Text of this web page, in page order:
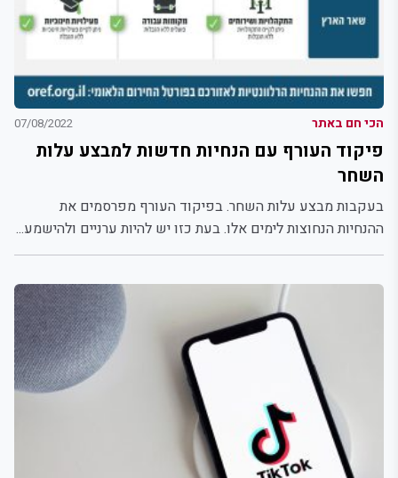
הכי חם באתר 07/08/2022
פיקוד העורף עם הנחיות חדשות למבצע עלות
השחר
בעקבות מבצע עלות השחר. בפיקוד העורף מפרסמים את
ההנחיות הנחוצות לימים אלו. בעת כזו יש להיות ערניים ולהישמע...